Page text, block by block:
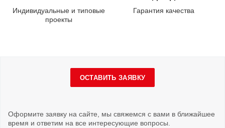
Индивидуальные и типовые
проекты
Гарантия качества
ОСТАВИТЬ ЗАЯВКУ
Оформите заявку на сайте, мы свяжемся с вами в ближайшее
время и ответим на все интересующие вопросы.